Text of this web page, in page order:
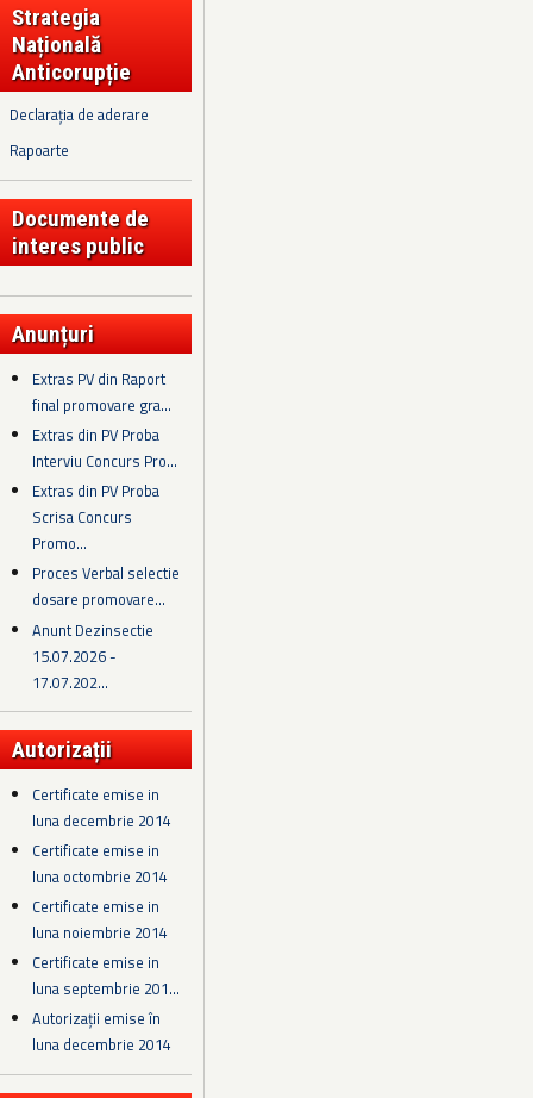
Strategia
Națională
Anticorupție
Declarația de aderare
Rapoarte
Documente de
interes public
Anunțuri
Extras PV din Raport
final promovare gra...
Extras din PV Proba
Interviu Concurs Pro...
Extras din PV Proba
Scrisa Concurs
Promo...
Proces Verbal selectie
dosare promovare...
Anunt Dezinsectie
15.07.2026 -
17.07.202...
Autorizații
Certificate emise in
luna decembrie 2014
Certificate emise in
luna octombrie 2014
Certificate emise in
luna noiembrie 2014
Certificate emise in
luna septembrie 201...
Autorizații emise în
luna decembrie 2014